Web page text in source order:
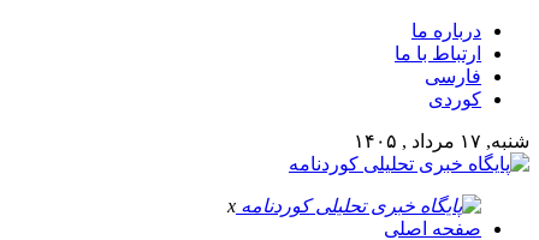
درباره ما
ارتباط با ما
فارسی
کوردی
شنبه, ۱۷ مرداد , ۱۴۰۵
x
صفحه اصلی